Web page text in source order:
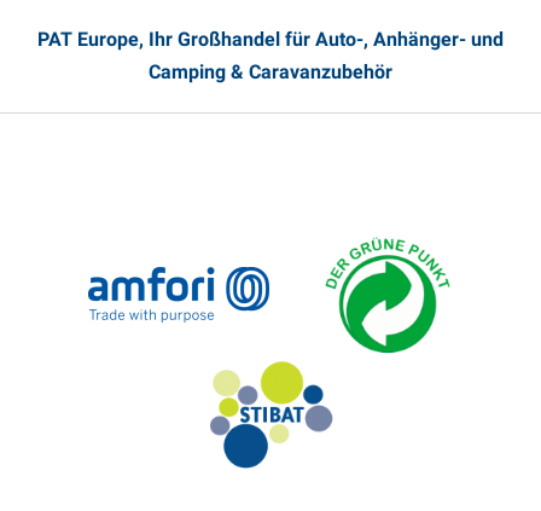
PAT Europe, Ihr Großhandel für Auto-, Anhänger- und
Camping & Caravanzubehör